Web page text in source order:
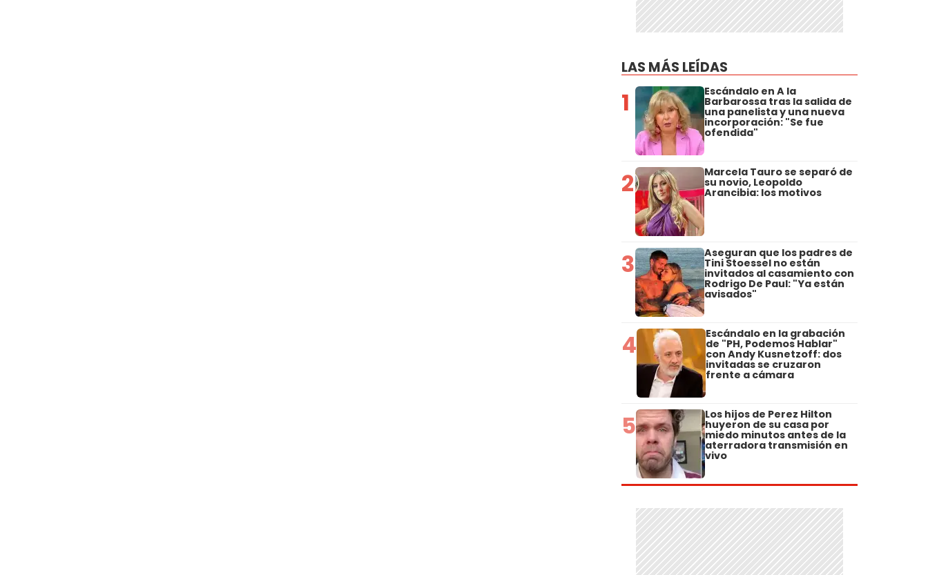
LAS MÁS LEÍDAS
1 Escándalo en A la
Barbarossa tras la salida de
una panelista y una nueva
incorporación: "Se fue
ofendida"
2 Marcela Tauro se separó de
su novio, Leopoldo
Arancibia: los motivos
3 Aseguran que los padres de
Tini Stoessel no están
invitados al casamiento con
Rodrigo De Paul: "Ya están
avisados"
4 Escándalo en la grabación
de "PH, Podemos Hablar"
con Andy Kusnetzoff: dos
invitadas se cruzaron
frente a cámara
5 Los hijos de Perez Hilton
huyeron de su casa por
miedo minutos antes de la
aterradora transmisión en
vivo